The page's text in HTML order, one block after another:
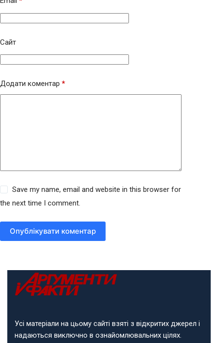
Сайт
Додати коментар *
Save my name, email and website in this browser for
the next time I comment.
Опублікувати коментар
Усі матеріали на цьому сайті взяті з відкритих джерел і
надаються виключно в ознайомлювальних цілях.